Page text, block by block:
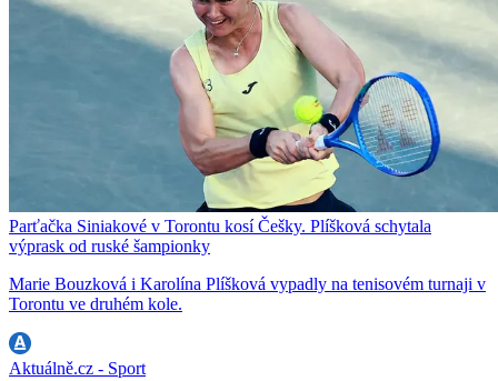
Parťačka Siniakové v Torontu kosí Češky. Plíšková schytala
výprask od ruské šampionky
Marie Bouzková i Karolína Plíšková vypadly na tenisovém turnaji v
Torontu ve druhém kole.
Aktuálně.cz - Sport